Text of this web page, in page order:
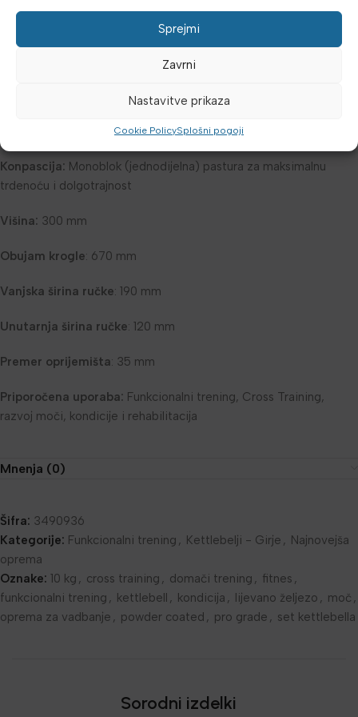
Sprejmi
Zavrni
Nastavitve prikaza
Cookie PolicySplošni pogoji
Ergonomska, s glatkom površinom za varen i
Obojeni obroč za brzo prepoznavanje teže
za 10 kg)
Konpascija: Monoblok (jednodijelna) pastura za maksimalnu
trdenoću i dolgotrajnost
Višina: 300 mm
Obujam krogle: 670 mm
Vanjska širina ručke: 190 mm
Unutarnja širina ručke: 120 mm
Premer oprijemišta: 35 mm
Priporočena uporaba: Funkcionalni trening, Cross Training,
razvoj moči, kondicije i rehabilitacija
Mnenja (0)
Šifra: 3490936
Kategorije: Funkcionalni trening , Kettlebelji - Girje , Najnovejša
oprema
Oznake: 10 kg , cross training , domači trening , fitnes ,
funkcionalni trening , kettlebell , kondicija , lijevano željezo , moč ,
oprema za vadbanje , powder coated , pro grade , set kettlebella
Sorodni izdelki